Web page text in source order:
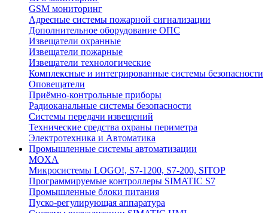
GSM мониторинг
Адресные системы пожарной сигнализации
Дополнительное оборудование ОПС
Извещатели охранные
Извещатели пожарные
Извещатели технологические
Комплексные и интегрированные системы безопасноcти
Оповещатели
Приёмно-контрольные приборы
Радиоканальные системы безопасности
Системы передачи извещений
Технические средства охраны периметра
Электротехника и Автоматика
Промышленные системы автоматизации
MOXA
Микросистемы LOGO!, S7-1200, S7-200, SITOP
Программируемые контроллеры SIMATIC S7
Промышленные блоки питания
Пуско-регулирующая аппаратура